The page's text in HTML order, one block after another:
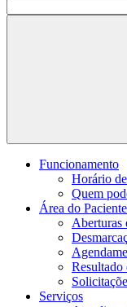
Funcionamento
Horário
Quem
Área do Paciente
Aberturas
Resultado
Serviços